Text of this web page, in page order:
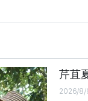
芹苴
2026/8/